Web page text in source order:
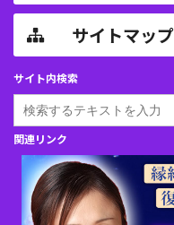
サイトマップ
サイト内検索
関連リンク